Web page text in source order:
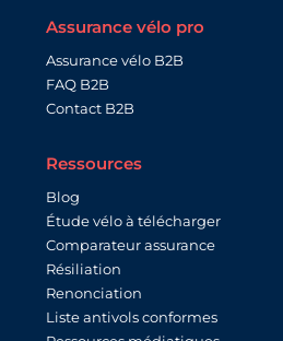
Assurance vélo pro
Assurance vélo B2B
FAQ B2B
Contact B2B
Ressources
Blog
Étude vélo à télécharger
Comparateur assurance
Résiliation
Renonciation
Liste antivols conformes